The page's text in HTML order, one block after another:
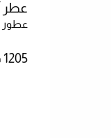
عطر
عطور